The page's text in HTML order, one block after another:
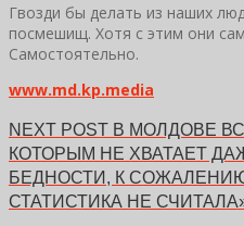
Гвозди бы делать из наших
посмешищ. Хотя с этим они
Самостоятельно.
www.md.kp.media
NEXT POST В МОЛДОВЕ
КОТОРЫМ НЕ ХВАТАЕТ
БЕДНОСТИ, К
СТАТИСТИКА НЕ